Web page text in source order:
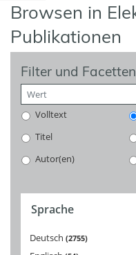
Browsen in
Publikationen
Filter und Facetten
Volltext
Titel
Autor(en)
Sprache
Deutsch 2755